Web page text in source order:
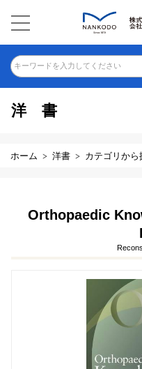
キーワードを入力してください
洋書
ホーム 洋書 カテゴリから
Orthopaedic